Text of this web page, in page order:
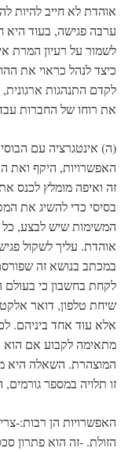
אוהדת לא חייב להיות
ערבה פגישה, בעוד היא
לשמור על רעיון המרת
כיצד לנהל כראוי את
לקדם התנהגות
את רוחו של החברות
(ה) אינטגרציה עם
האפשרויות, היקף ואת
זה ואיפה מומלץ לכנס
בסיסי כדי להשיג את
המשימות שיש לבצע,
אוהדת. עליך לשקול
במכתב בנושא זה
לקחת בחשבון כי בעולם
שיחת טלפון, דואר
אלא עוד אחד ביניהם.
מתאימה לקבוע אם הוא
המוצהרת. השאלה היא
זו תלויה במספר
האפשרויות הן רבות:-
הזולת. -זה הוא פתרון